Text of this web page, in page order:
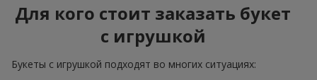
Для кого стоит заказать букет
с игрушкой
Букеты с игрушкой подходят во многих ситуациях: